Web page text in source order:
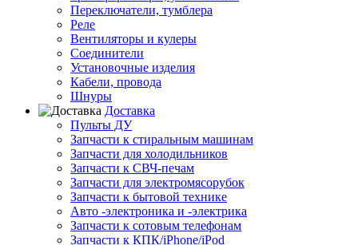
Переключатели, тумблера
Реле
Вентиляторы и кулеры
Соединители
Установочные изделия
Кабели, провода
Шнуры
Доставка
Пульты ДУ
Запчасти к стиральным машинам
Запчасти для холодильников
Запчасти к СВЧ-печам
Запчасти для электромясорубок
Запчасти к бытовой технике
Авто -электроника и -электрика
Запчасти к сотовым телефонам
Запчасти к КПК/iPhone/iPod